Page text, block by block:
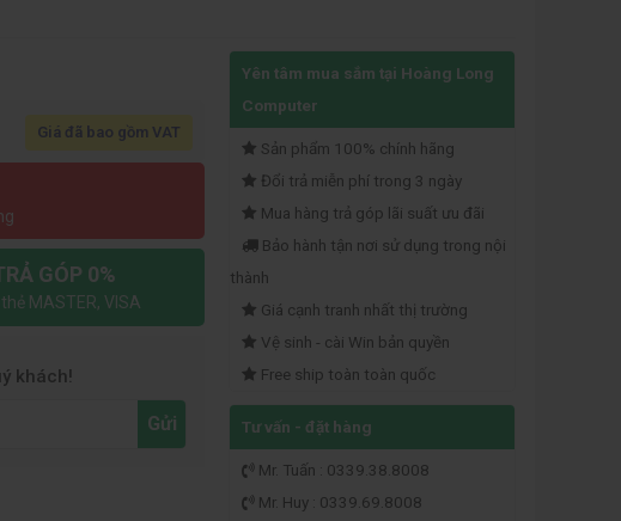
Yên tâm mua sắm tại Hoàng Long
Computer
Sản phẩm 100% chính hãng
Đổi trả miễn phí trong 3 ngày
Mua hàng trả góp lãi suất ưu đãi
Bảo hành tận nơi sử dụng trong nội
thành
Giá cạnh tranh nhất thị trường
Vệ sinh - cài Win bản quyền
Free ship toàn toàn quốc
Tư vấn - đặt hàng
Mr. Tuấn : 0339.38.8008
Mr. Huy : 0339.69.8008
Giá đã bao gồm VAT
GÓP 0%
MASTER, VISA
khách!
Gửi